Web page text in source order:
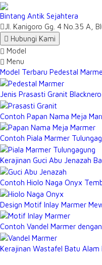
Bintang Antik Sejahtera
Jl. Kanigoro Gg. 4 No.35 A,
Hubungi Kami
Model
Menu
Model Terbaru Pedestal
Jenis Prasasti Granit
Contoh Papan Nama Meja
Contoh Piala Marmer
Kerajinan Guci Abu Jenazah
Contoh Hiolo Naga Onyx
Design Motif Inlay Marmer
Contoh Vandel Marmer
Kerajinan Wastafel Batu Alam